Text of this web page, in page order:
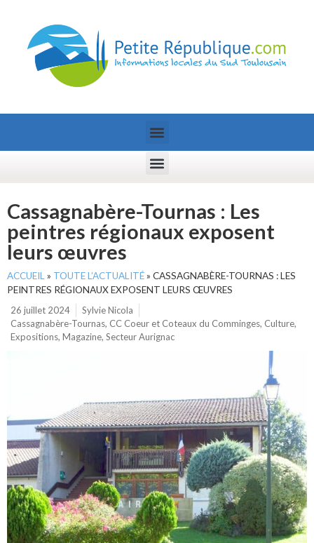
Cassagnabère-Tournas : Les
peintres régionaux exposent
leurs œuvres
ACCUEIL » TOUTE L’ACTUALITÉ» CASSAGNABÈRE-TOURNAS : LES
PEINTRES RÉGIONAUX EXPOSENT LEURS ŒUVRES
26 juillet 2024
Sylvie Nicola
Cassagnabère-Tournas, CC Coeur et Coteaux du Comminges, Culture,
Expositions, Magazine, Secteur Aurignac